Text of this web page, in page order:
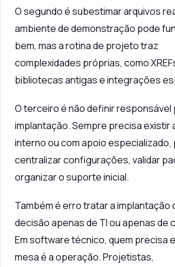
O segundo é subestimar arquivos
ambiente de demonstração pode
bem, mas a rotina de projeto traz
complexidades próprias, como
bibliotecas antigas e integrações
O terceiro é não definir responsável
implantação. Sempre precisa existir
interno ou com apoio especializado,
centralizar configurações, validar
organizar o suporte inicial.
Também é erro tratar a implantação
decisão apenas de TI ou apenas de
Em software técnico, quem precisa
mesa é a operação. Projetistas,